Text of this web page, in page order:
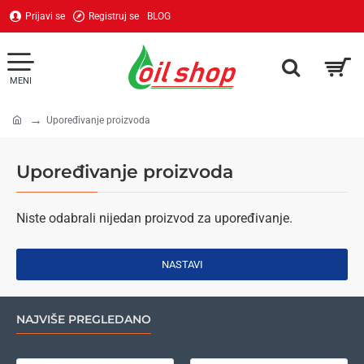
Prijavi se Registruj se BLOG
Upoređivanje proizvoda
Upoređivanje proizvoda
Niste odabrali nijedan proizvod za upoređivanje.
NASTAVI
NAJVIŠE PREGLEDANO